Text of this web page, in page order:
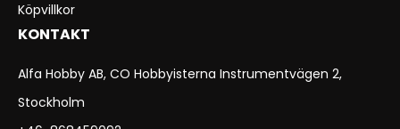
Köpvillkor
KONTAKT
Alfa Hobby AB, CO Hobbyisterna Instrumentvägen 2,
Stockholm